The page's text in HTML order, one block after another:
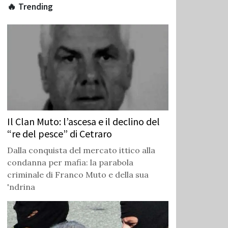
🔥 Trending
Il Clan Muto: l’ascesa e il declino del
“re del pesce” di Cetraro
Dalla conquista del mercato ittico alla
condanna per mafia: la parabola
criminale di Franco Muto e della sua
'ndrina